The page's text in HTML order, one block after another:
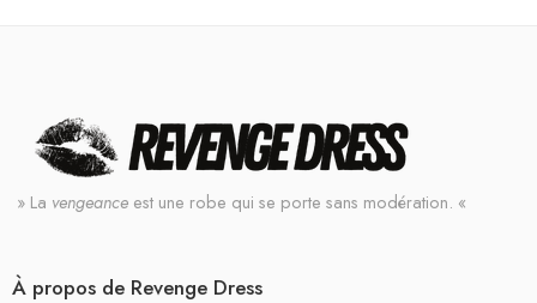
» La vengeance est une robe qui se porte sans modération. «
À propos de Revenge Dress